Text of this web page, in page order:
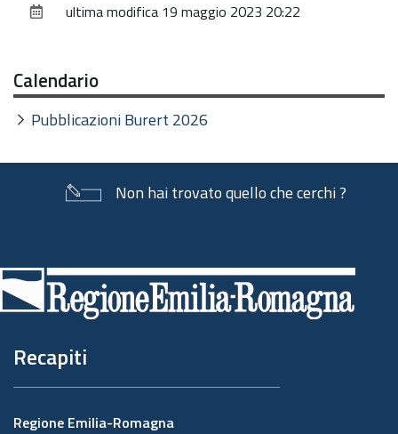
documentoultima modifica 19 maggio 2023 20:22
Calendario
Pubblicazioni Burert 2026
Non hai trovato quello che cerchi ?
di
pagina
Recapiti
Regione Emilia-Romagna